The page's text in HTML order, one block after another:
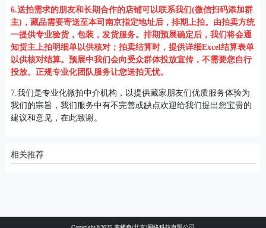
6.送拍需求的朋友和长期合作的店铺可以联系我们(微信扫码添加群
主)，藏品需要寄送至本司南京指定地址后，排期上拍。由拍卖方统
一提供专业验货，包装，发货服务。排期预展确定后，我们将会通
知货主上拍明细单以供核对；拍卖结算时，提供详细Excel结算表单
以供核对结算。预展中我们会向受众群体投放宣传，不需要您自行
投放。正规专业化团队服务让您送拍无忧。
7.我们是专业化微拍中介机构，以提供藏家朋友们优质服务体验为
我们的宗旨，我们服务中有不完善或缺点欢迎给我们提出您宝贵的
建议和意见，在此致谢。
相关推荐